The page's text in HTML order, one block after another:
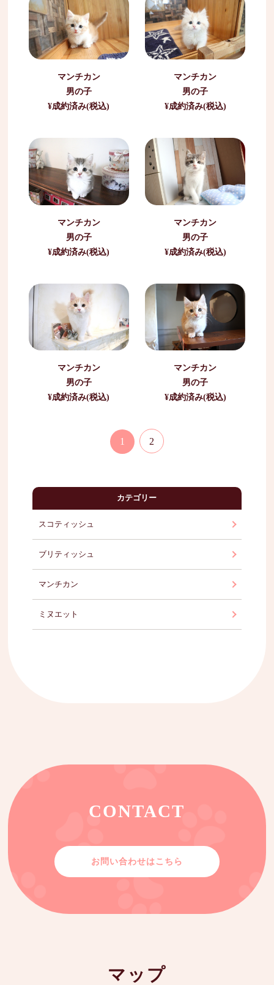
マンチカン
男の子
¥成約済み(税込)
マンチカン
男の子
¥成約済み(税込)
マンチカン
男の子
¥成約済み(税込)
マンチカン
男の子
¥成約済み(税込)
マンチカン
男の子
¥成約済み(税込)
マンチカン
男の子
¥成約済み(税込)
1 2
カテゴリー
スコティッシュ
ブリティッシュ
マンチカン
ミヌエット
CONTACT
お問い合わせはこちら
マップ